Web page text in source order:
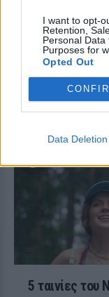
I want to opt-
Retention,
Personal
Purposes for
Opted Out
Data Deletion
5 ταινίες του